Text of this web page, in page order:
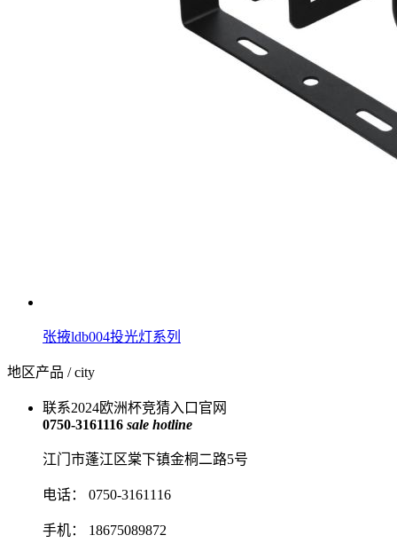
张掖ldb004投光灯系列
地区产品 / city
联系2024欧洲杯竞猜入口官网
0750-3161116 sale hotline
江门市蓬江区棠下镇金桐二路5号
电话： 0750-3161116
手机： 18675089872